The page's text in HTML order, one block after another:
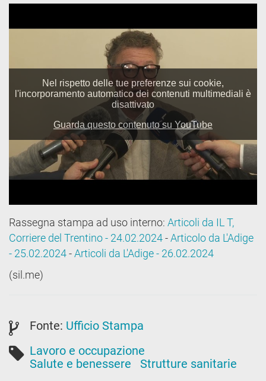
Rassegna stampa ad uso interno: Articoli da IL T,
Corriere del Trentino - 24.02.2024-Articolo da L'Adige
- 25.02.2024-Articoli da L'Adige - 26.02.2024
(sil.me)
Fonte: Ufficio Stampa
Lavoro e occupazione
Salute e benessere
Strutture sanitarie